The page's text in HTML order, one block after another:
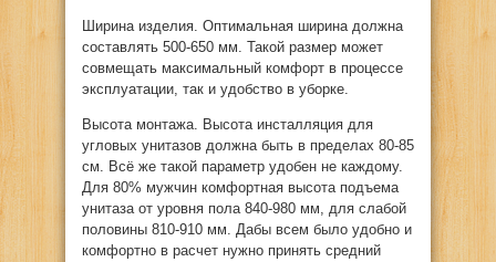
Ширина изделия. Оптимальная ширина должна
составлять 500-650 мм. Такой размер может
совмещать максимальный комфорт в процессе
эксплуатации, так и удобство в уборке.
Высота монтажа. Высота инсталляция для
угловых унитазов должна быть в пределах 80-85
см. Всё же такой параметр удобен не каждому.
Для 80% мужчин комфортная высота подъема
унитаза от уровня пола 840-980 мм, для слабой
половины 810-910 мм. Дабы всем было удобно и
комфортно в расчет нужно принять средний